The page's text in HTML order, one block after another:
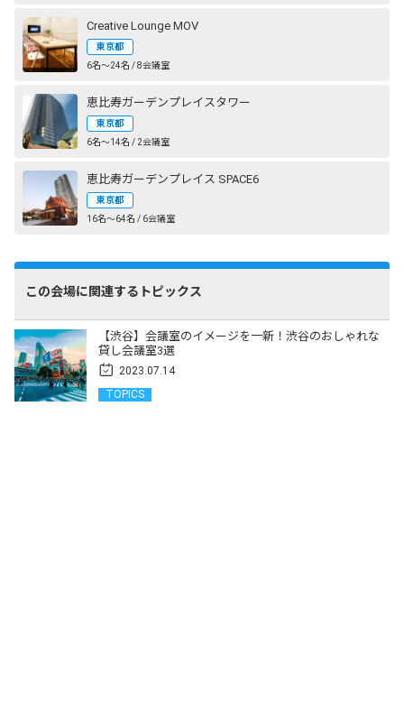
Creative Lounge MOV
東京都
6名〜24名 / 8会議室
恵比寿ガーデンプレイスタワー
東京都
6名〜14名 / 2会議室
恵比寿ガーデンプレイス SPACE6
東京都
16名〜64名 / 6会議室
この会場に関連するトピックス
【渋谷】会議室のイメージを一新！渋谷のおしゃれな
貸し会議室3選
2023.07.14
TOPICS